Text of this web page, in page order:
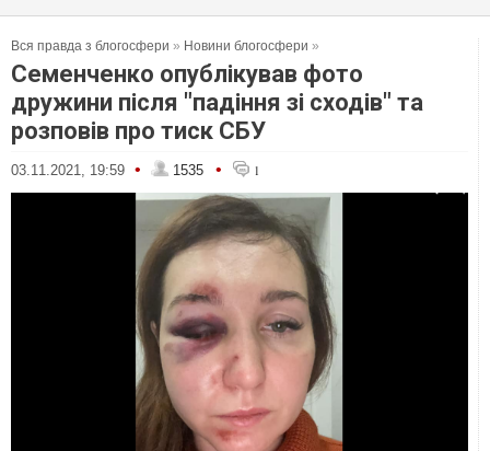
Вся правда з блогосфери » Новини блогосфери »
Семенченко опублікував фото
дружини після "падіння зі сходів" та
розповів про тиск СБУ
03.11.2021, 19:59 • 1535 • 1